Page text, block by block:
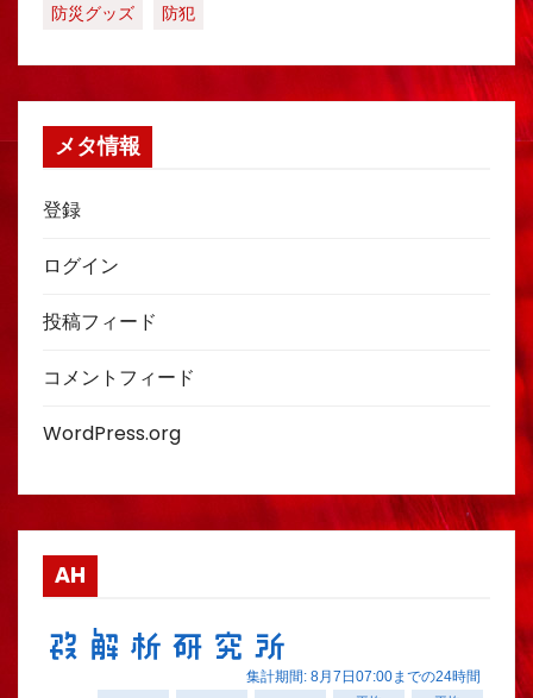
防災グッズ
防犯
メタ情報
登録
ログイン
投稿フィード
コメントフィード
WordPress.org
AH